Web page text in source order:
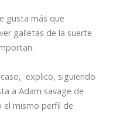
gusta más que
galletas de la suerte
explico, siguiendo
a Adam savage de
mismo perfil de